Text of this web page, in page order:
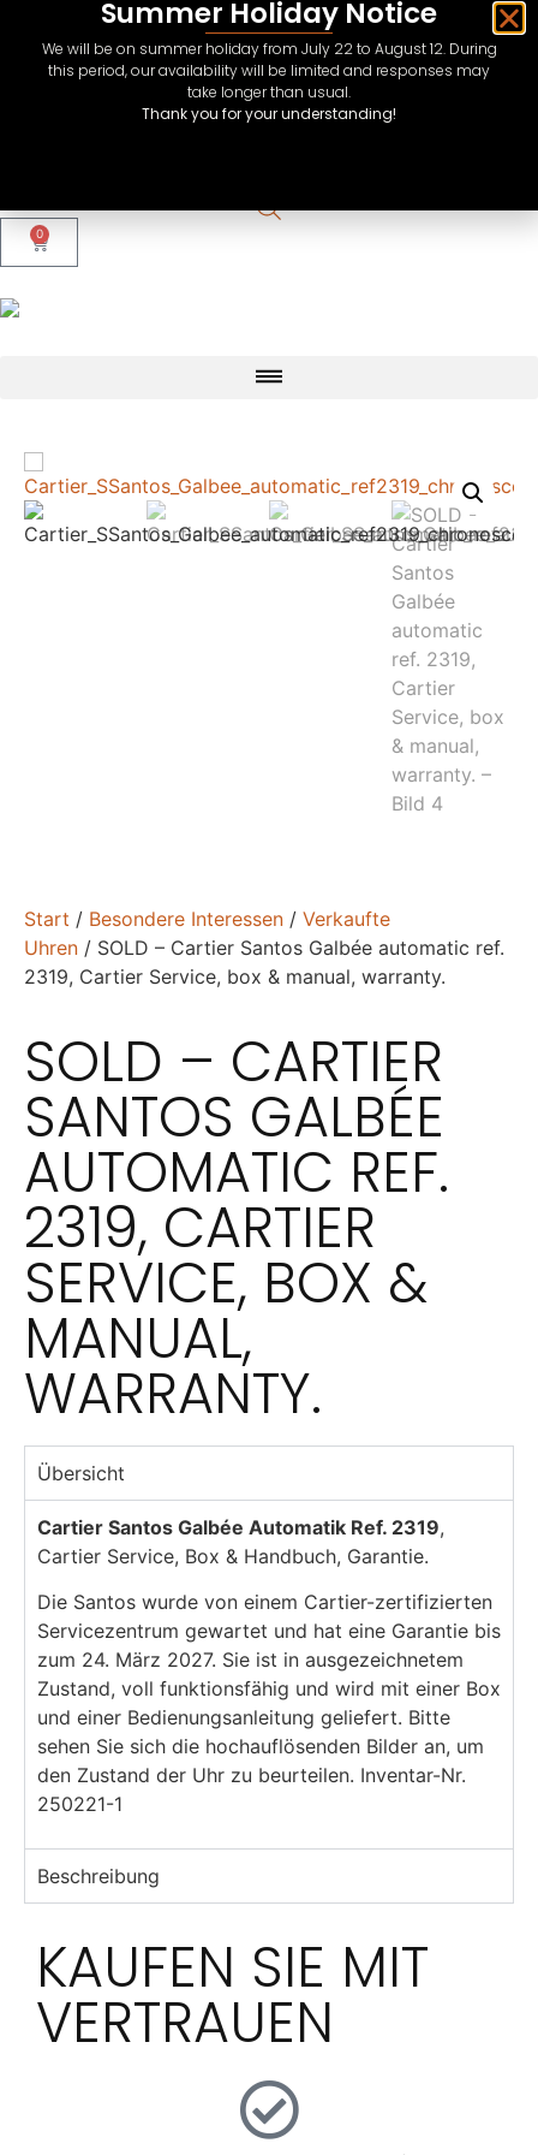
GBP
0
Start / Besondere Interessen / Verkaufte
Uhren / SOLD – Cartier Santos Galbée automatic ref.
2319, Cartier Service, box & manual, warranty.
SOLD – CARTIER
SANTOS GALBÉE
AUTOMATIC REF.
2319, CARTIER
SERVICE, BOX &
MANUAL,
WARRANTY.
Übersicht
Cartier Santos Galbée Automatik Ref. 2319,
Cartier Service, Box & Handbuch, Garantie.
Die Santos wurde von einem Cartier-zertifizierten
Servicezentrum gewartet und hat eine Garantie bis
zum 24. März 2027. Sie ist in ausgezeichnetem
Zustand, voll funktionsfähig und wird mit einer Box
und einer Bedienungsanleitung geliefert. Bitte
sehen Sie sich die hochauflösenden Bilder an, um
den Zustand der Uhr zu beurteilen. Inventar-Nr.
250221-1
Beschreibung
KAUFEN SIE MIT
VERTRAUEN
Summer Holiday Notice
We will be on summer holiday from July 22 to August 12. During
this period, our availability will be limited and responses may
take longer than usual.
Thank you for your understanding!